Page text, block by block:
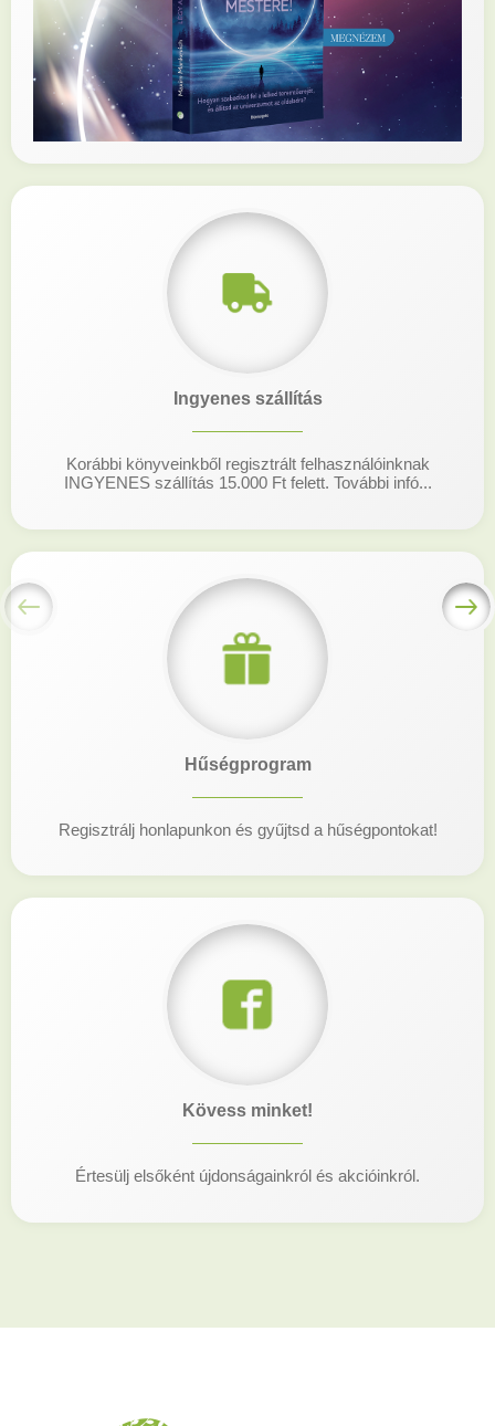
Ingyenes szállítás
Korábbi könyveinkből regisztrált felhasználóinknak
INGYENES szállítás 15.000 Ft felett. További infó...
Hűségprogram
Regisztrálj honlapunkon és gyűjtsd a hűségpontokat!
Kövess minket!
Értesülj elsőként újdonságainkról és akcióinkról.